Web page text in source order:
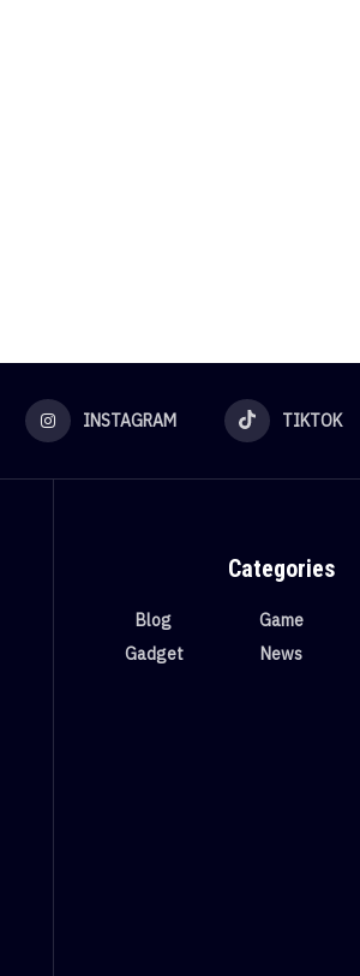
INSTAGRAM TIKTOK
Categories
Blog
Gadget
Game
News